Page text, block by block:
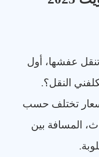
عفشها، أول
النقل؟.
تختلف حسب
المسافة بين
.